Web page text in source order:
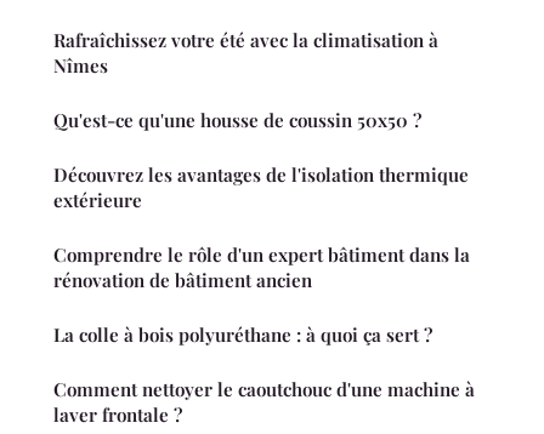
Rafraîchissez votre été avec la climatisation à
Nîmes
Qu'est-ce qu'une housse de coussin 50x50 ?
Découvrez les avantages de l'isolation thermique
extérieure
Comprendre le rôle d'un expert bâtiment dans la
rénovation de bâtiment ancien
La colle à bois polyuréthane : à quoi ça sert ?
Comment nettoyer le caoutchouc d'une machine à
laver frontale ?